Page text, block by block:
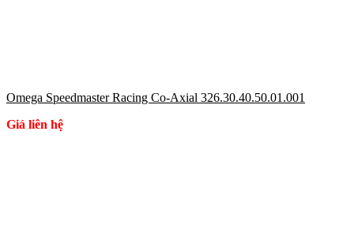
Omega Speedmaster Racing Co-Axial 326.30.40.50.01.001
Giá liên hệ